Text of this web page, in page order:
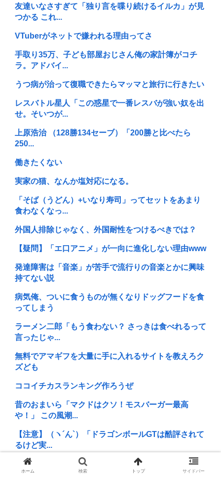
友達いなさすぎて「独り言を喋り続けるイルカ」が見
つかる これ...
VTuberがネットで嫌われる理由ってさ
手取り35万、子ども部屋おじさん俺の家計簿がコチ
ラ。アドバイ...
うつ病が治って復職できたらマッマと旅行に行きたい
レスバトル星人「この惑星で一番レスバが強い奴を出
せ。そいつが...
上原浩治 （128勝134セーブ）「200勝と比べたら
250...
働きたくない
実家の猫、なんか塩対応になる。
「そば（うどん）+いなり寿司」ってセットをあまり
食わなくなっ...
外国人排除じゃなく、外国耐性をつけるべきでは？
【疑問】「エ口アニメ」が一向に進化しない理由www
発達障害は「音楽」が苦手で流行りの音楽とかに興味
持てない説
病気俺、ついに食うものが無くなりドッグフードを食
ってしまう
ラーメン二郎「もう食わない？ さっきは食べれるって
言ったじゃ...
無料でアマギフを大量に手に入れるサイトを教えろク
ズども
ココイチカスランキング作ろうぜ
昔のおまいら「マクドはクソ！モスバーガー最高
や！」 この風潮...
【注意】（ヽ´ん`）「ドラゴンボールGTは酷評されて
るけど実...
現在ヤフコメ時速ランキング1位の記事がこれ。どう
思う？
ホーム 検索 トップ サイドバー